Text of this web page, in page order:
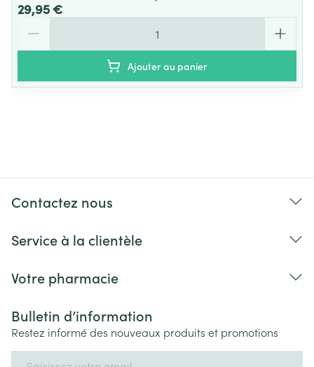
29,95 €
Ajouter au panier
Contactez nous
Service à la clientèle
Votre pharmacie
Bulletin d’information
Restez informé des nouveaux produits et promotions